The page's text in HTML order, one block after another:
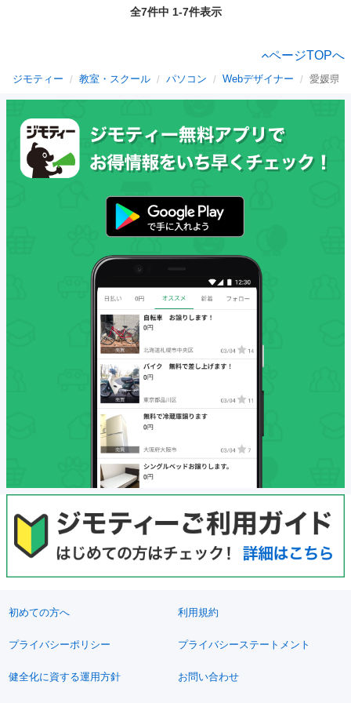
全7件中 1-7件表示
ページTOPへ
ジモティー 教室・スクール パソコン Webデザイナー 愛媛県
初めての方へ 利用規約
プライバシーポリシー プライバシーステートメント
健全化に資する運用方針 お問い合わせ